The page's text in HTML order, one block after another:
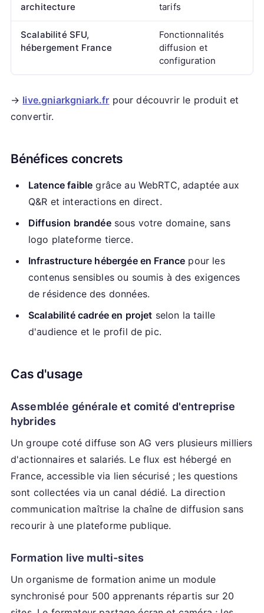
architecture tarifs
Scalabilité SFU,
hébergement France
Fonctionnalités
diffusion et
configuration
→ live.gniarkgniark.fr pour découvrir le produit et
convertir.
Bénéfices concrets
Latence faible grâce au WebRTC, adaptée aux
Q&R et interactions en direct.
Diffusion brandéesous votre domaine, sans
logo plateforme tierce.
Infrastructure hébergée en France pour les
contenus sensibles ou soumis à des exigences
de résidence des données.
Scalabilité cadrée en projet selon la taille
d'audience et le profil de pic.
Cas d'usage
Assemblée générale et comité d'entreprise
hybrides
Un groupe coté diffuse son AG vers plusieurs milliers
d'actionnaires et salariés. Le flux est hébergé en
France, accessible via lien sécurisé ; les questions
sont collectées via un canal dédié. La direction
communication maîtrise la chaîne de diffusion sans
recourir à une plateforme publique.
Formation live multi-sites
Un organisme de formation anime un module
synchronisé pour 500 apprenants répartis sur 20